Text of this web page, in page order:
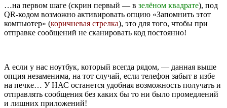
…на первом шаге (скрин первый — в зелёном квадрате), под
QR-кодом возможно активировать опцию «Запомнить этот
компьютер» (коричневая стрелка), это для того, чтобы при
отправке сообщений не сканировать код постоянно!
А если у нас ноутбук, который всегда рядом, — данная выше
опция незаменима, на тот случай, если телефон забыт в избе
на печке… У НАС останется удобная возможность получать и
отправлять сообщения без каких бы то ни было промедлений
и лишних приложений!